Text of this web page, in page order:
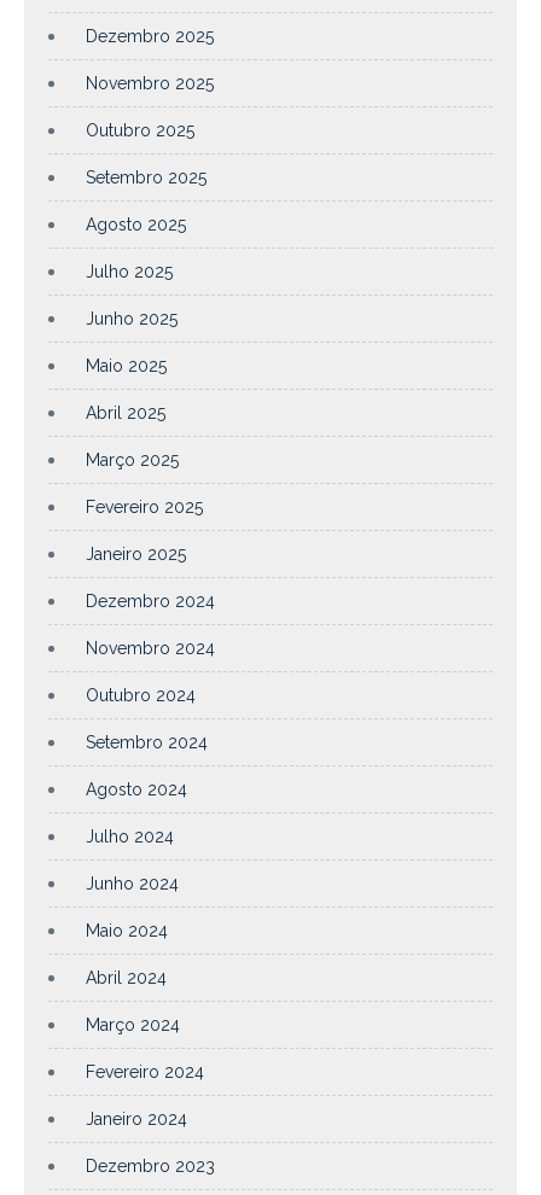
Dezembro 2025
Novembro 2025
Outubro 2025
Setembro 2025
Agosto 2025
Julho 2025
Junho 2025
Maio 2025
Abril 2025
Março 2025
Fevereiro 2025
Janeiro 2025
Dezembro 2024
Novembro 2024
Outubro 2024
Setembro 2024
Agosto 2024
Julho 2024
Junho 2024
Maio 2024
Abril 2024
Março 2024
Fevereiro 2024
Janeiro 2024
Dezembro 2023